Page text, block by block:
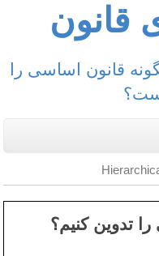
قانون
قانون اساسی را
تدوین کنیم؟